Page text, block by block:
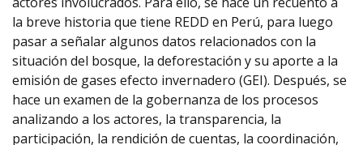
la breve historia que tiene REDD en Perú, para luego
pasar a señalar algunos datos relacionados con la
situación del bosque, la deforestación y su aporte a la
emisión de gases efecto invernadero (GEI). Después, se
hace un examen de la gobernanza de los procesos
analizando a los actores, la transparencia, la
participación, la rendición de cuentas, la coordinación,